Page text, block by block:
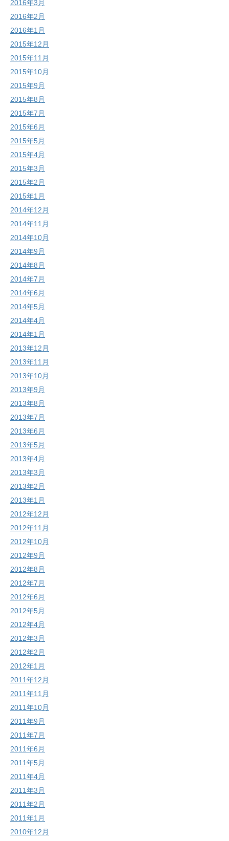
2016年3月
2016年2月
2016年1月
2015年12月
2015年11月
2015年10月
2015年9月
2015年8月
2015年7月
2015年6月
2015年5月
2015年4月
2015年3月
2015年2月
2015年1月
2014年12月
2014年11月
2014年10月
2014年9月
2014年8月
2014年7月
2014年6月
2014年5月
2014年4月
2014年1月
2013年12月
2013年11月
2013年10月
2013年9月
2013年8月
2013年7月
2013年6月
2013年5月
2013年4月
2013年3月
2013年2月
2013年1月
2012年12月
2012年11月
2012年10月
2012年9月
2012年8月
2012年7月
2012年6月
2012年5月
2012年4月
2012年3月
2012年2月
2012年1月
2011年12月
2011年11月
2011年10月
2011年9月
2011年7月
2011年6月
2011年5月
2011年4月
2011年3月
2011年2月
2011年1月
2010年12月